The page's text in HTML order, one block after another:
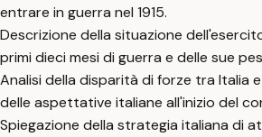
entrare in guerra nel 1915.
Descrizione della situazione
primi dieci mesi di guerra e delle sue
Analisi della disparità di forze tra Italia
delle aspettative italiane all'inizio del
Spiegazione della strategia italiana di